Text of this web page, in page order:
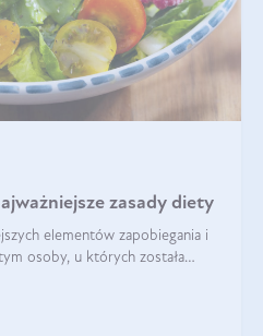
zasady diety
elementów zapobiegania i
osoby, u których została